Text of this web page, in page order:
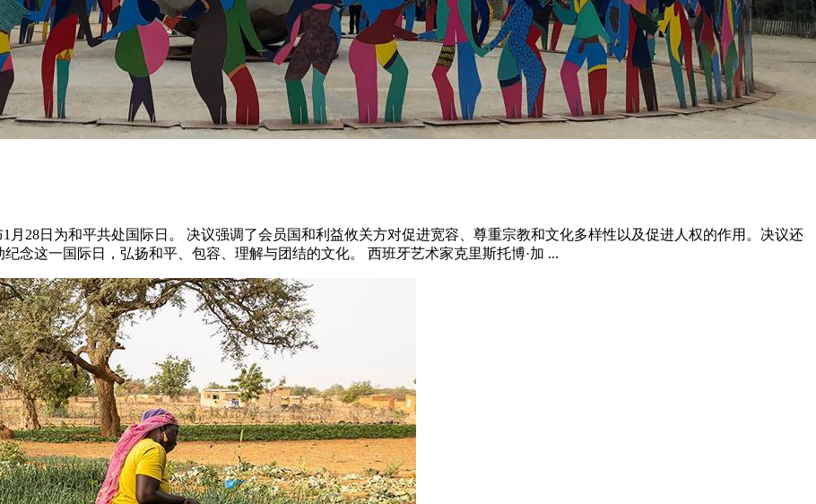
月28日为和平共处国际日。 决议强调了会员国和利益攸关方对促进宽容、尊重宗教和文化多样性以及促进人权的作用。决议还
念这一国际日，弘扬和平、包容、理解与团结的文化。 西班牙艺术家克里斯托博·加 ...